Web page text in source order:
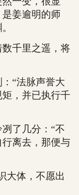
姜逾明的师
千里之遥，将
“法脉声誉大
，并已执行千
了几分：“不
离去，那便与
体，不愿出